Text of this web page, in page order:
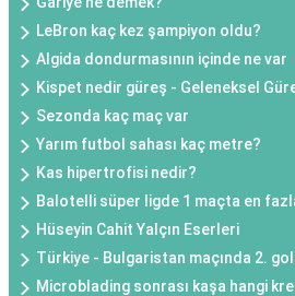
LeBron kaç kez şampiyon oldu?
Algida dondurmasının içinde ne var
Kispet nedir güreş - Geleneksel
Sezonda kaç maç var
Yarım futbol sahası kaç metre?
Kas hipertrofisi nedir?
Balotelli süper ligde 1 maçta en
Hüseyin Cahit Yalçın Eserleri
Türkiye - Bulgaristan maçında 2.
Microblading sonrası kaşa hangi